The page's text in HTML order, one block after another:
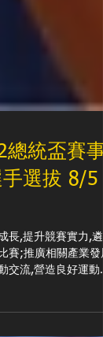
總統盃賽事